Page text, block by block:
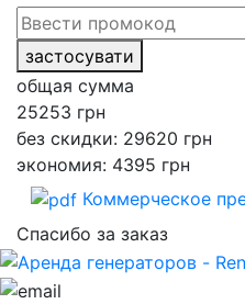
застосувати
общая сумма
25253 грн
без скидки: 29620 грн
экономия: 4395 грн
Коммерческое
Спасибо за заказ